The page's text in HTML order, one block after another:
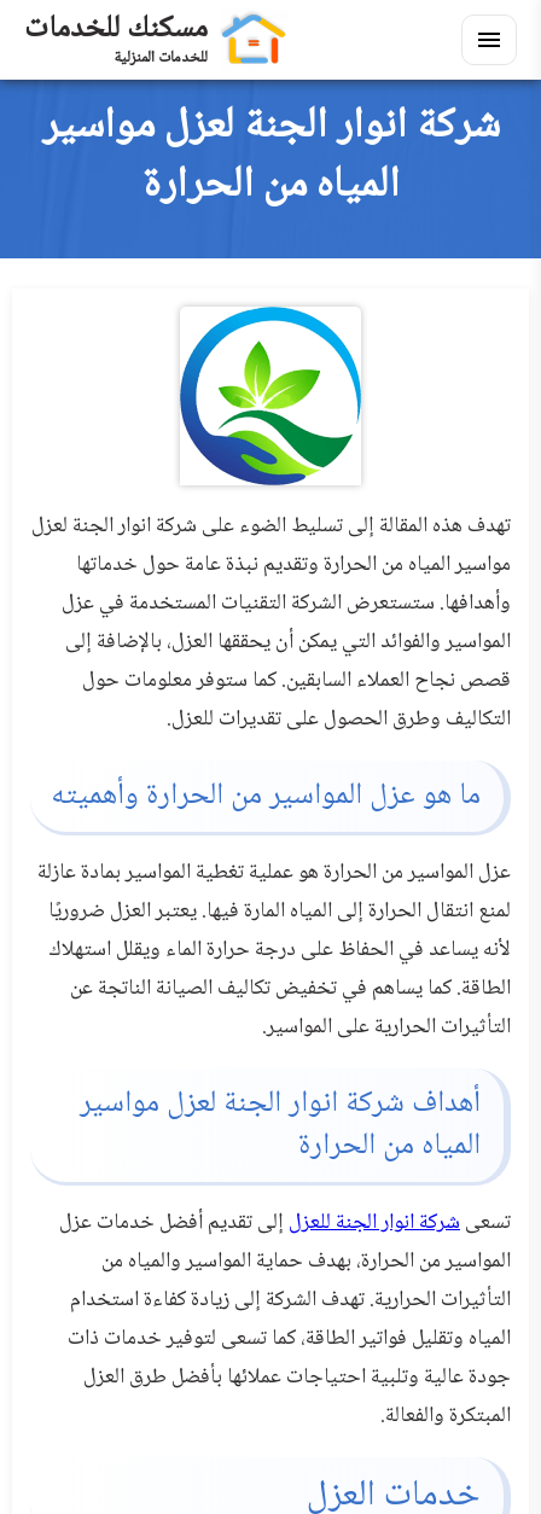
التجاوز
إلى
المحتوى
القائمة
مسكنك للخدمات
للخدمات المنزلية
ابحث
ابحث
وتسربات
الفرعية
طلب
خدمة
من
نحن
شركة انوار الجنة لعزل مواسير
المياه من الحرارة
تهدف هذه المقالة إلى تسليط الضوء على شركة انوار الجنة لعزل
مواسير المياه من الحرارة وتقديم نبذة عامة حول خدماتها
وأهدافها. ستستعرض الشركة التقنيات المستخدمة في عزل
المواسير والفوائد التي يمكن أن يحققها العزل، بالإضافة إلى
قصص نجاح العملاء السابقين. كما ستوفر معلومات حول
التكاليف وطرق الحصول على تقديرات للعزل.
ما هو عزل المواسير من الحرارة وأهميته
عزل المواسير من الحرارة هو عملية تغطية المواسير بمادة عازلة
لمنع انتقال الحرارة إلى المياه المارة فيها. يعتبر العزل ضروريًا
لأنه يساعد في الحفاظ على درجة حرارة الماء ويقلل استهلاك
الطاقة. كما يساهم في تخفيض تكاليف الصيانة الناتجة عن
التأثيرات الحرارية على المواسير.
أهداف شركة انوار الجنة لعزل مواسير
المياه من الحرارة
تسعىشركة انوار الجنة للعزل إلى تقديم أفضل خدمات عزل
المواسير من الحرارة، بهدف حماية المواسير والمياه من
التأثيرات الحرارية. تهدف الشركة إلى زيادة كفاءة استخدام
المياه وتقليل فواتير الطاقة، كما تسعى لتوفير خدمات ذات
جودة عالية وتلبية احتياجات عملائها بأفضل طرق العزل
المبتكرة والفعالة.
خدمات العزل